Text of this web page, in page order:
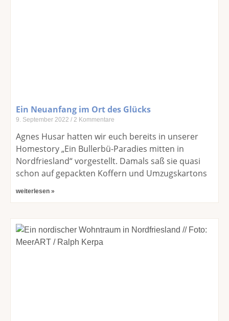
Ein Neuanfang im Ort des Glücks
9. September 2022 2 Kommentare
Agnes Husar hatten wir euch bereits in unserer
Homestory „Ein Bullerbü-Paradies mitten in
Nordfriesland“ vorgestellt. Damals saß sie quasi
schon auf gepackten Koffern und Umzugskartons
weiterlesen »